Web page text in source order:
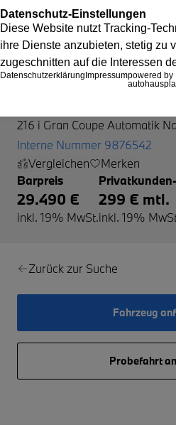
216 i Gran Coupe Automatik
Interne Nummer 9876542
Vergleichen
Merken
Barpreis
29.490 €
inkl. 19% MwSt.
299 € mtl.
inkl. 19%
Zurück zur Suche
Fahrzeug
Probefahrt